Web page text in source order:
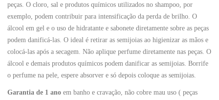
peças. O cloro, sal e produtos químicos utilizados no shampoo, por
exemplo, podem contribuir para intensificação da perda de brilho. O
álcool em gel e o uso de hidratante e sabonete diretamente sobre as peças
podem danificá-las. O ideal é retirar as semijoias ao higienizar as mãos e
colocá-las após a secagem. Não aplique perfume diretamente nas peças. O
álcool e demais produtos químicos podem danificar as semijoias. Borrife
o perfume na pele, espere absorver e só depois coloque as semijoias.
Garantia de 1 ano em banho e cravação, não cobre mau uso ( peças